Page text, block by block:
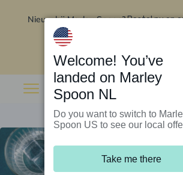
Nieuw bij Marley Spoon?Bestel nu en
Welcome! You’ve
landed on Marley
Spoon NL
Do you want to switch to
Spoon US to see our local
Take me there